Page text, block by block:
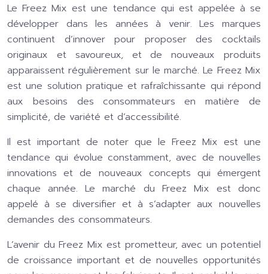
Le Freez Mix est une tendance qui est appelée à se
développer dans les années à venir. Les marques
continuent d’innover pour proposer des cocktails
originaux et savoureux, et de nouveaux produits
apparaissent régulièrement sur le marché. Le Freez Mix
est une solution pratique et rafraîchissante qui répond
aux besoins des consommateurs en matière de
simplicité, de variété et d’accessibilité.
Il est important de noter que le Freez Mix est une
tendance qui évolue constamment, avec de nouvelles
innovations et de nouveaux concepts qui émergent
chaque année. Le marché du Freez Mix est donc
appelé à se diversifier et à s’adapter aux nouvelles
demandes des consommateurs.
L’avenir du Freez Mix est prometteur, avec un potentiel
de croissance important et de nouvelles opportunités